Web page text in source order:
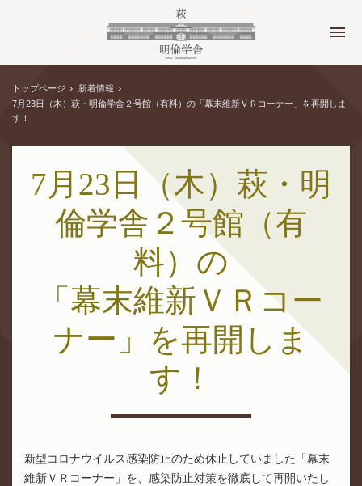
トップページ
新着情報
7月23日（木）萩・明倫学舎２号館（有料）の「幕末維新ＶＲコーナー」を再開しま
す！
7月23日（木）萩・明
倫学舎２号館（有
料）の
「幕末維新ＶＲコー
ナー」を再開しま
す！
新型コロナウイルス感染防止のため休止していました「幕末
維新ＶＲコーナー」を、感染防止対策を徹底して再開いたし